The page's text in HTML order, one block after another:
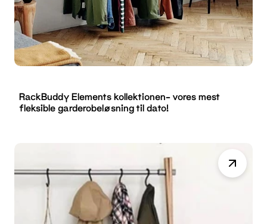
RackBuddy Elements kollektionen- vores mest
fleksible garderobeløsning til dato!